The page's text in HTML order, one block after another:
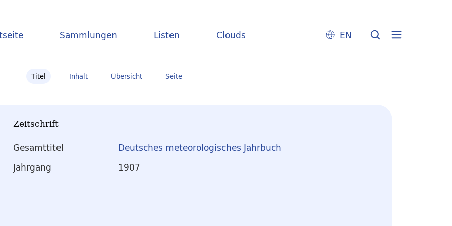
Sammlungen Listen Clouds EN
Titel Inhalt Übersicht Seite
Zeitschrift
Gesamttitel
Deutsches meteorologisches Jahrbuch
Jahrgang
1907